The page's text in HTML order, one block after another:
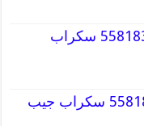
قطع غيار باجيرو 55818355 سكراب
قطع غيار جيب 55818355 سكراب جيب